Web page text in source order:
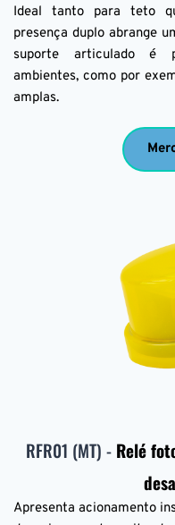
Ideal tanto para teto
presença duplo abrange
suporte articulado é
ambientes, como por
amplas.
RFR01 (MT) - Relé
Apresenta acionamento